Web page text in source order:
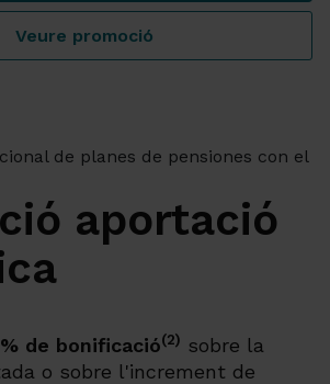
Veure promocióPromoció traspàs de pla de
aportació
de bonificació(2) sobre la
o sobre l'increment de